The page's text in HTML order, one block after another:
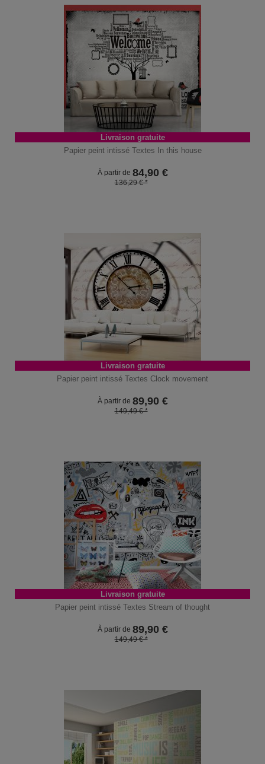
Livraison gratuite
Papier peint intissé Textes In this house
À partir de 84,90€
136,29 € *
Livraison gratuite
Papier peint intissé Textes Clock movement
À partir de 89,90€
149,49 € *
Livraison gratuite
Papier peint intissé Textes Stream of thought
À partir de 89,90€
149,49 € *